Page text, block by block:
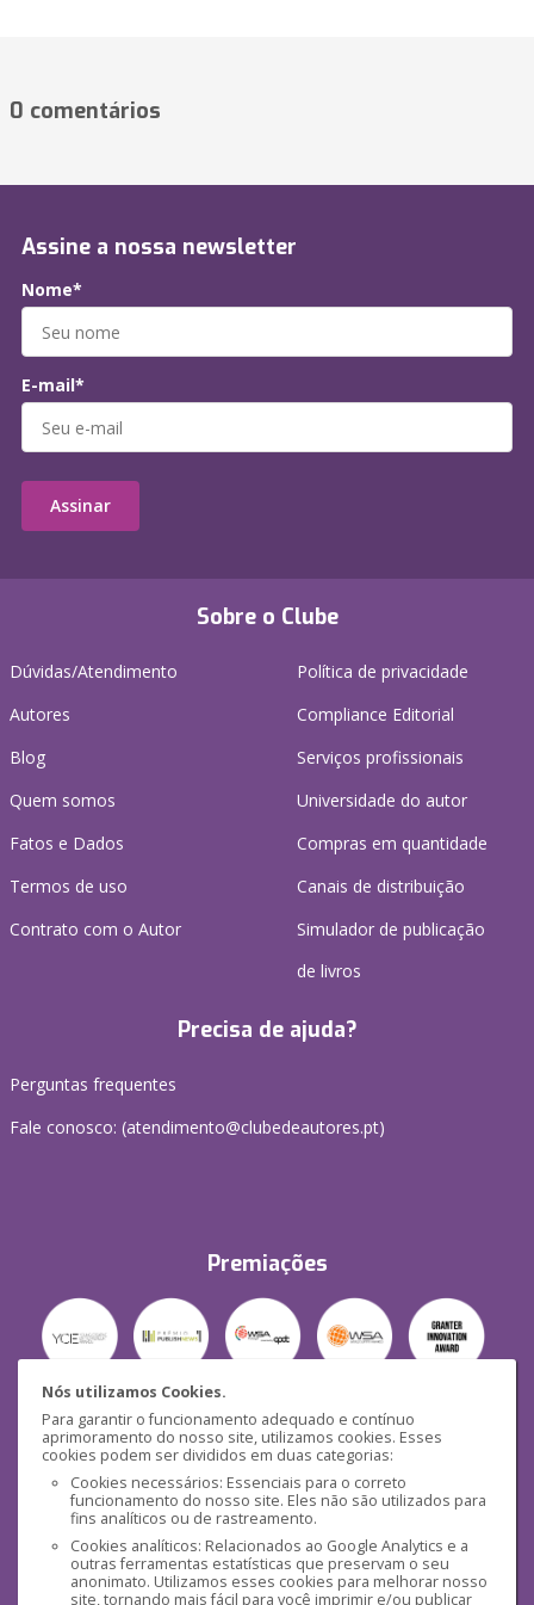
Nós utilizamos Cookies.
Para garantir o funcionamento adequado e contínuo
aprimoramento do nosso site, utilizamos cookies. Esses
cookies podem ser divididos em duas categorias:
Cookies necessários: Essenciais para o correto
funcionamento do nosso site. Eles não são utilizados para
fins analíticos ou de rastreamento.
Cookies analíticos: Relacionados ao Google Analytics e a
outras ferramentas estatísticas que preservam o seu
anonimato. Utilizamos esses cookies para melhorar nosso
site, tornando mais fácil para você imprimir e/ou publicar
0 comentários
Sobre o Clube
Dúvidas/Atendimento
Autores
Blog
Quem somos
Fatos e Dados
Termos de uso
Contrato com o Autor
Política de privacidade
Compliance Editorial
Serviços profissionais
Universidade do autor
Compras em quantidade
Canais de distribuição
Simulador de publicação
de livros
Precisa de ajuda?
Perguntas frequentes
Fale conosco: (atendimento@clubedeautores.pt)
Premiações
Segurança
Mídias Sociais
Assine a nossa newsletter
Nome*
E-mail*
Assinar